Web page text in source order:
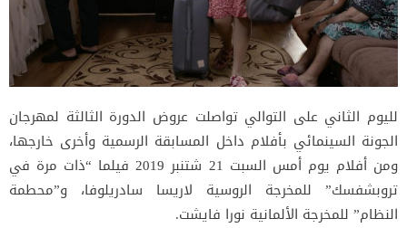
لليوم الثاني على التوالي تواصلت عروض الدورة الثالثة لمهرجان
الجونة السينمائي بأفلام داخل المسابقة الرسمية وأخرى خارجها،
ومن أفلام يوم أمس السبت 21 شتنبر 2019 فيلما “ذات مرة في
تروبشفسك” للمخرجة الروسية لاريسا سادريلوفا، و”محطمة
النظام” للمخرجة الألمانية نورا فايشت.